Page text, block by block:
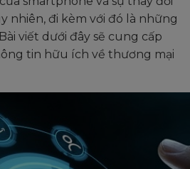
nhiên, đi kèm với đó là những
viết dưới đây sẽ cung cấp
tin hữu ích về thương mại